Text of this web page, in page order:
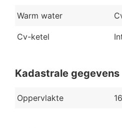
Warm water
Cv-ketel
Kadastrale gegevens
Oppervlakte